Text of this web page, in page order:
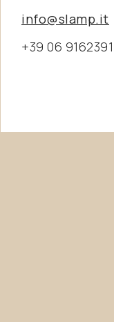
info@slamp.it
+39 06 9162391